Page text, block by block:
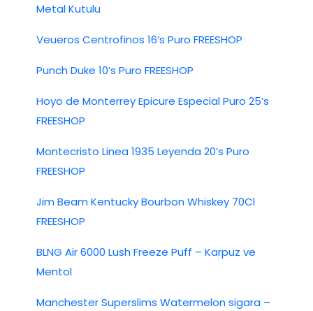
Metal Kutulu
Veueros Centrofinos 16’s Puro FREESHOP
Punch Duke 10’s Puro FREESHOP
Hoyo de Monterrey Epicure Especial Puro 25’s
FREESHOP
Montecristo Linea 1935 Leyenda 20’s Puro
FREESHOP
Jim Beam Kentucky Bourbon Whiskey 70Cl
FREESHOP
BLNG Air 6000 Lush Freeze Puff – Karpuz ve
Mentol
Manchester Superslims Watermelon sigara –